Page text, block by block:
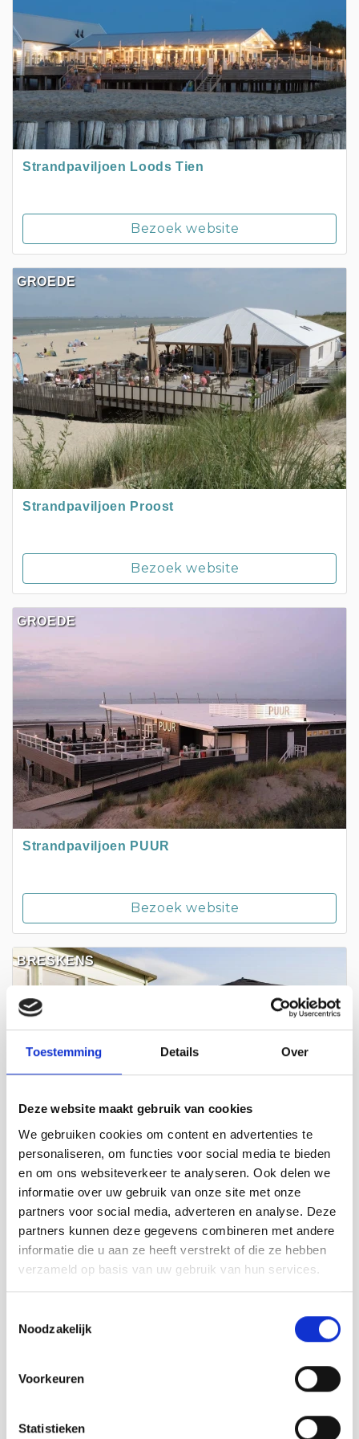
Toestemming Details Over
Deze website maakt gebruik van cookies
We gebruiken cookies om content en advertenties te
personaliseren, om functies voor social media te bieden
en om ons websiteverkeer te analyseren. Ook delen we
informatie over uw gebruik van onze site met onze
partners voor social media, adverteren en analyse. Deze
partners kunnen deze gegevens combineren met andere
informatie die u aan ze heeft verstrekt of die ze hebben
verzameld op basis van uw gebruik van hun services.
Noodzakelijk
Voorkeuren
Statistieken
Strandpaviljoen Loods Tien
Bezoek website
GROEDE
Strandpaviljoen Proost
Bezoek website
GROEDE
Strandpaviljoen PUUR
Bezoek website
BRESKENS
Strandpaviljoen Van Houten
Bezoek website